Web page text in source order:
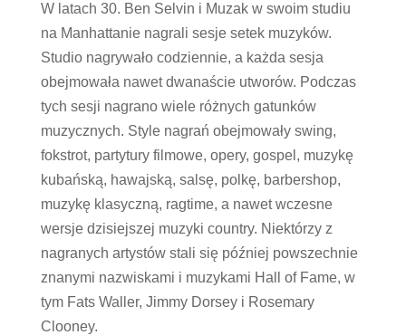
W latach 30. Ben Selvin i Muzak w swoim studiu
na Manhattanie nagrali sesje setek muzyków.
Studio nagrywało codziennie, a każda sesja
obejmowała nawet dwanaście utworów. Podczas
tych sesji nagrano wiele różnych gatunków
muzycznych. Style nagrań obejmowały swing,
fokstrot, partytury filmowe, opery, gospel, muzykę
kubańską, hawajską, salsę, polkę, barbershop,
muzykę klasyczną, ragtime, a nawet wczesne
wersje dzisiejszej muzyki country. Niektórzy z
nagranych artystów stali się później powszechnie
znanymi nazwiskami i muzykami Hall of Fame, w
tym Fats Waller, Jimmy Dorsey i Rosemary
Clooney.